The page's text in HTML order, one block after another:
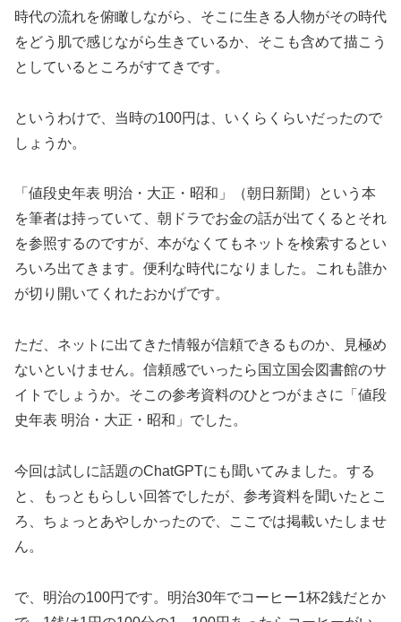
時代の流れを俯瞰しながら、そこに生きる人物がその時代
をどう肌で感じながら生きているか、そこも含めて描こう
としているところがすてきです。
というわけで、当時の100円は、いくらくらいだったので
しょうか。
「値段史年表 明治・大正・昭和」（朝日新聞）という本
を筆者は持っていて、朝ドラでお金の話が出てくるとそれ
を参照するのですが、本がなくてもネットを検索するとい
ろいろ出てきます。便利な時代になりました。これも誰か
が切り開いてくれたおかげです。
ただ、ネットに出てきた情報が信頼できるものか、見極め
ないといけません。信頼感でいったら国立国会図書館のサ
イトでしょうか。そこの参考資料のひとつがまさに「値段
史年表 明治・大正・昭和」でした。
今回は試しに話題のChatGPTにも聞いてみました。する
と、もっともらしい回答でしたが、参考資料を聞いたとこ
ろ、ちょっとあやしかったので、ここでは掲載いたしませ
ん。
で、明治の100円です。明治30年でコーヒー1杯2銭だとか